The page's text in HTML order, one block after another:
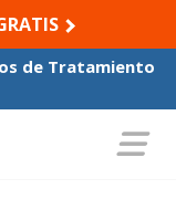
de Tratamiento